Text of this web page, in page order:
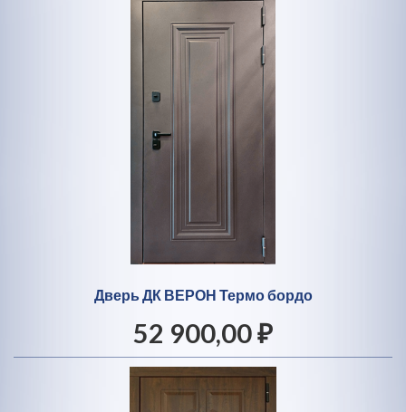
Дверь ДК ВЕРОН Термо бордо
52 900,00 ₽